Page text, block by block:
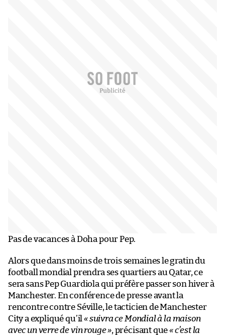
Pas de vacances à Doha pour Pep.
Alors que dans moins de trois semaines le gratin du
football mondial prendra ses quartiers au Qatar, ce
sera sans Pep Guardiola qui préfère passer son hiver à
Manchester. En conférence de presse avant la
rencontre contre Séville, le tacticien de Manchester
City a expliqué qu’il« suivra ce Mondial à la maison
avec un verre de vin rouge », précisant que« c’est la